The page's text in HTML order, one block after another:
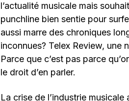
l’actualité musicale mais
punchline bien sentie pour
aussi marre des chroniques
inconnues? Telex Review, une
Parce que c’est pas parce
le droit d’en parler.
La crise de l’industrie